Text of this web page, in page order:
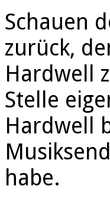
Schauen
zurück,
Hardwell
Stelle
Hardwell
habe.